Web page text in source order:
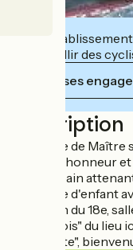
Cet
accueillir des
Voir ses
Description
Chambre de
la cour d'honneur
salle de bain
Chambre d'enfant
vie : salon du 18e,
"bourgeois" du lieu
franquette",